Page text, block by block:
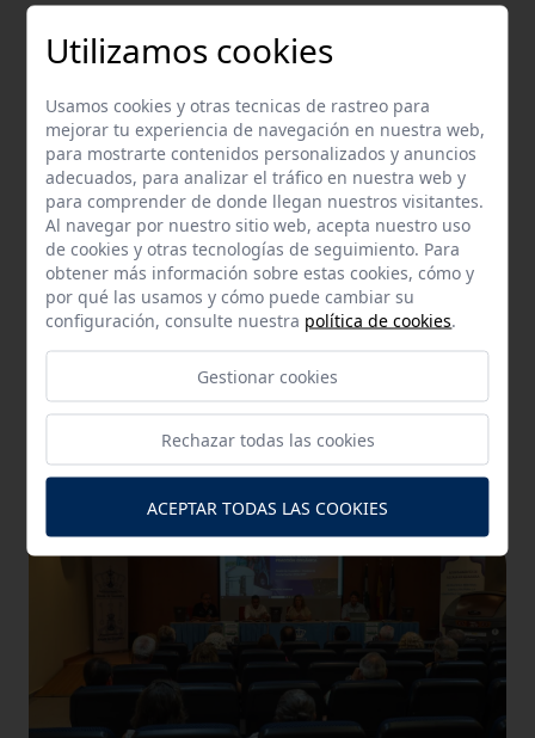
Galería de imágenes
Actualidad
Utilizamos cookies
Usamos cookies y otras tecnicas de rastreo para
mejorar tu experiencia de navegación en nuestra web,
para mostrarte contenidos personalizados y anuncios
adecuados, para analizar el tráfico en nuestra web y
para comprender de donde llegan nuestros visitantes.
Al navegar por nuestro sitio web, acepta nuestro uso
de cookies y otras tecnologías de seguimiento. Para
obtener más información sobre estas cookies, cómo y
por qué las usamos y cómo puede cambiar su
configuración, consulte nuestra política de cookies.
Gestionar cookies
Rechazar todas las cookies
ACEPTAR TODAS LAS COOKIES